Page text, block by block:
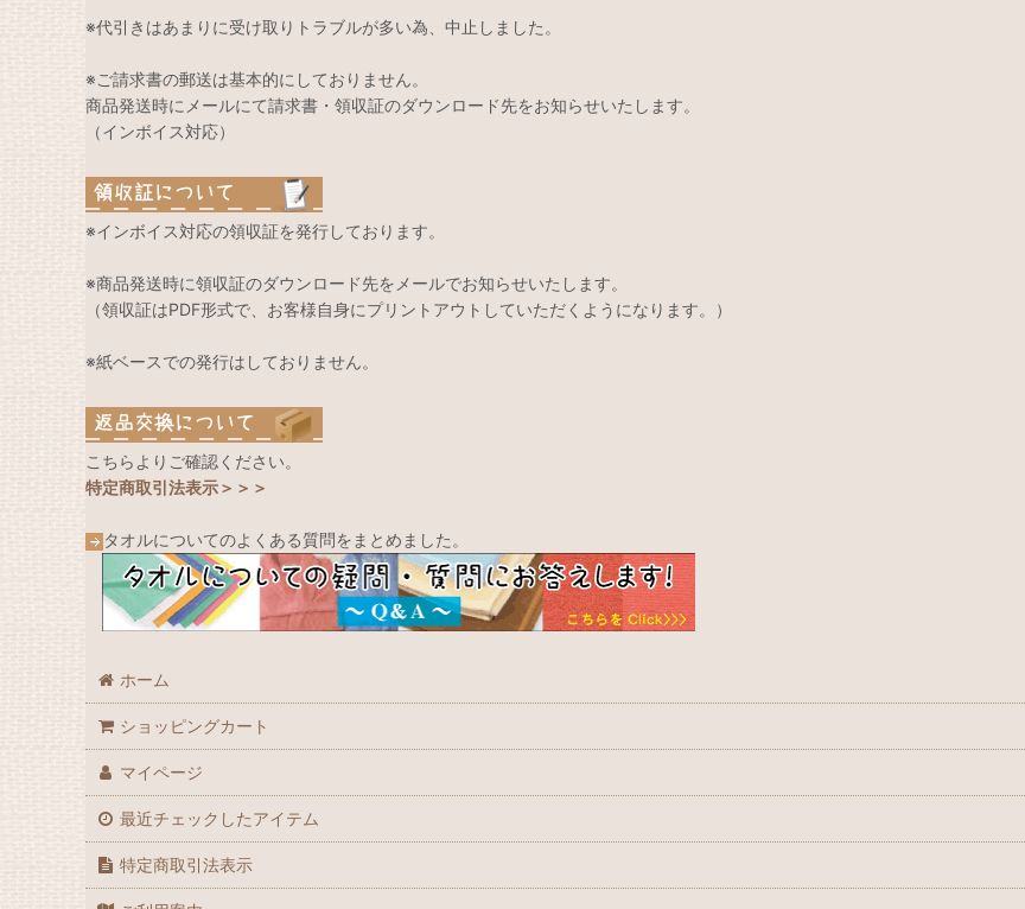
※代引きはあまりに受け取りトラブルが多い為、中止しました。
※ご請求書の郵送は基本的にしておりません。
商品発送時にメールにて請求書・領収証のダウンロード先をお知らせいたします。
（インボイス対応）
※インボイス対応の領収証を発行しております。
※商品発送時に領収証のダウンロード先をメールでお知らせいたします。
（領収証はPDF形式で、お客様自身にプリントアウトしていただくようになります。）
※紙ベースでの発行はしておりません。
こちらよりご確認ください。
特定商取引法表示＞＞＞
タオルについてのよくある質問をまとめました。
ホーム
ショッピングカート
マイページ
最近チェックしたアイテム
特定商取引法表示